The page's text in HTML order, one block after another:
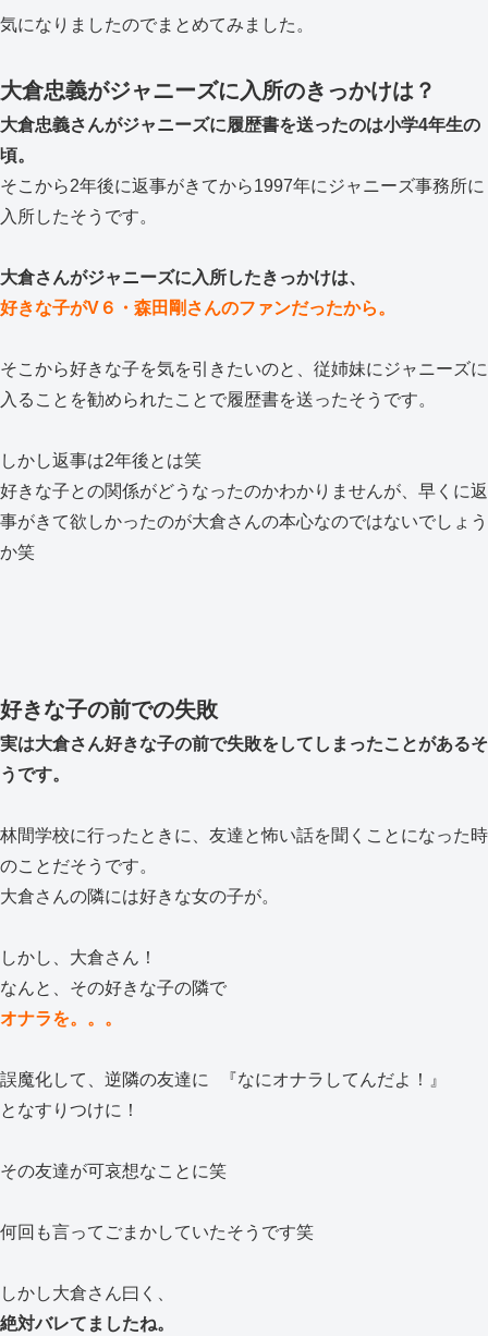
気になりましたのでまとめてみました。
大倉忠義がジャニーズに入所のきっかけは？
大倉忠義さんがジャニーズに履歴書を送ったのは小学4年生の
頃。
そこから2年後に返事がきてから1997年にジャニーズ事務所に
入所したそうです。
大倉さんがジャニーズに入所したきっかけは、
好きな子がV６・森田剛さんのファンだったから。
そこから好きな子を気を引きたいのと、従姉妹にジャニーズに
入ることを勧められたことで履歴書を送ったそうです。
しかし返事は2年後とは笑
好きな子との関係がどうなったのかわかりませんが、早くに返
事がきて欲しかったのが大倉さんの本心なのではないでしょう
か笑
好きな子の前での失敗
実は大倉さん好きな子の前で失敗をしてしまったことがあるそ
うです。
林間学校に行ったときに、友達と怖い話を聞くことになった時
のことだそうです。
大倉さんの隣には好きな女の子が。
しかし、大倉さん！
なんと、その好きな子の隣で
オナラを。。。
誤魔化して、逆隣の友達に 『なにオナラしてんだよ！』
となすりつけに！
その友達が可哀想なことに笑
何回も言ってごまかしていたそうです笑
しかし大倉さん曰く、
絶対バレてましたね。